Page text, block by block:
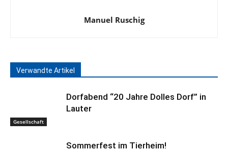
Manuel Ruschig
Verwandte Artikel
Gesellschaft
Dorfabend “20 Jahre Dolles Dorf” in
Lauter
Sommerfest im Tierheim!